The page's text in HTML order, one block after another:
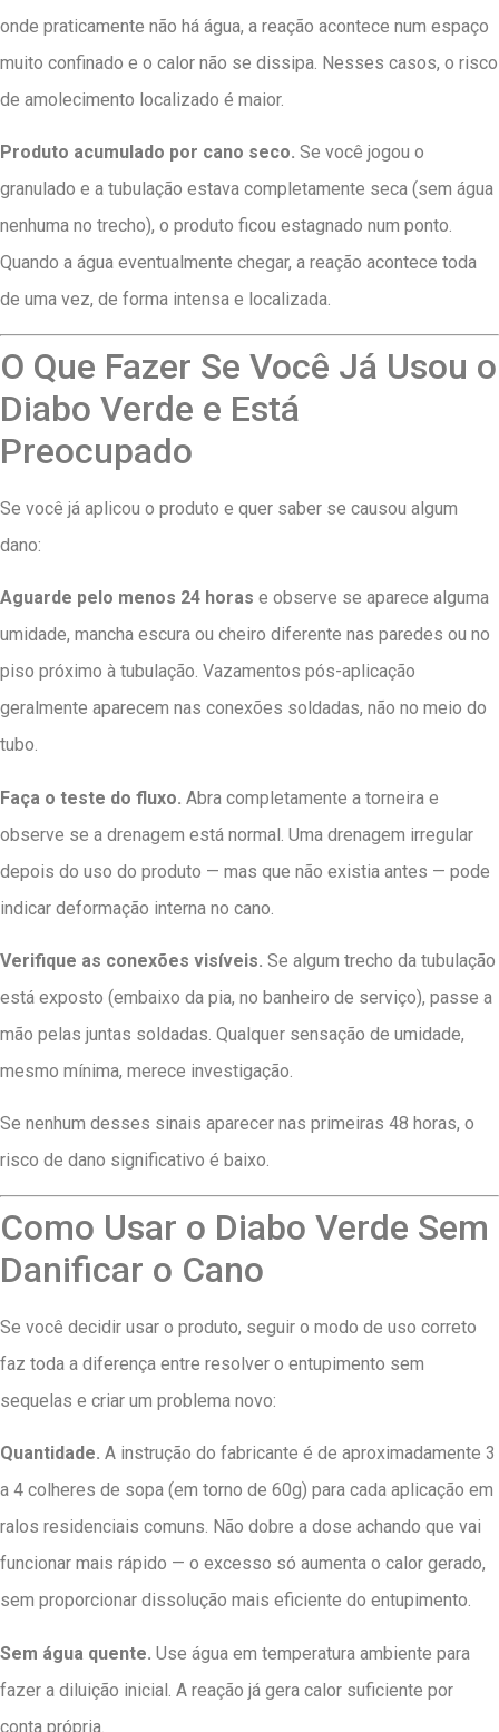
onde praticamente não há água, a reação acontece num espaço
muito confinado e o calor não se dissipa. Nesses casos, o risco
de amolecimento localizado é maior.
Produto acumulado por cano seco. Se você jogou o
granulado e a tubulação estava completamente seca (sem água
nenhuma no trecho), o produto ficou estagnado num ponto.
Quando a água eventualmente chegar, a reação acontece toda
de uma vez, de forma intensa e localizada.
O Que Fazer Se Você Já Usou o
Diabo Verde e Está
Preocupado
Se você já aplicou o produto e quer saber se causou algum
dano:
Aguarde pelo menos 24 horas e observe se aparece alguma
umidade, mancha escura ou cheiro diferente nas paredes ou no
piso próximo à tubulação. Vazamentos pós-aplicação
geralmente aparecem nas conexões soldadas, não no meio do
tubo.
Faça o teste do fluxo. Abra completamente a torneira e
observe se a drenagem está normal. Uma drenagem irregular
depois do uso do produto — mas que não existia antes — pode
indicar deformação interna no cano.
Verifique as conexões visíveis. Se algum trecho da tubulação
está exposto (embaixo da pia, no banheiro de serviço), passe a
mão pelas juntas soldadas. Qualquer sensação de umidade,
mesmo mínima, merece investigação.
Se nenhum desses sinais aparecer nas primeiras 48 horas, o
risco de dano significativo é baixo.
Como Usar o Diabo Verde Sem
Danificar o Cano
Se você decidir usar o produto, seguir o modo de uso correto
faz toda a diferença entre resolver o entupimento sem
sequelas e criar um problema novo:
Quantidade. A instrução do fabricante é de aproximadamente 3
a 4 colheres de sopa (em torno de 60g) para cada aplicação em
ralos residenciais comuns. Não dobre a dose achando que vai
funcionar mais rápido — o excesso só aumenta o calor gerado,
sem proporcionar dissolução mais eficiente do entupimento.
Sem água quente. Use água em temperatura ambiente para
fazer a diluição inicial. A reação já gera calor suficiente por
conta própria.